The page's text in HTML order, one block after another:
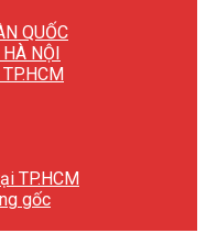
QUỐC
NỘI
TP.HCM
gốc